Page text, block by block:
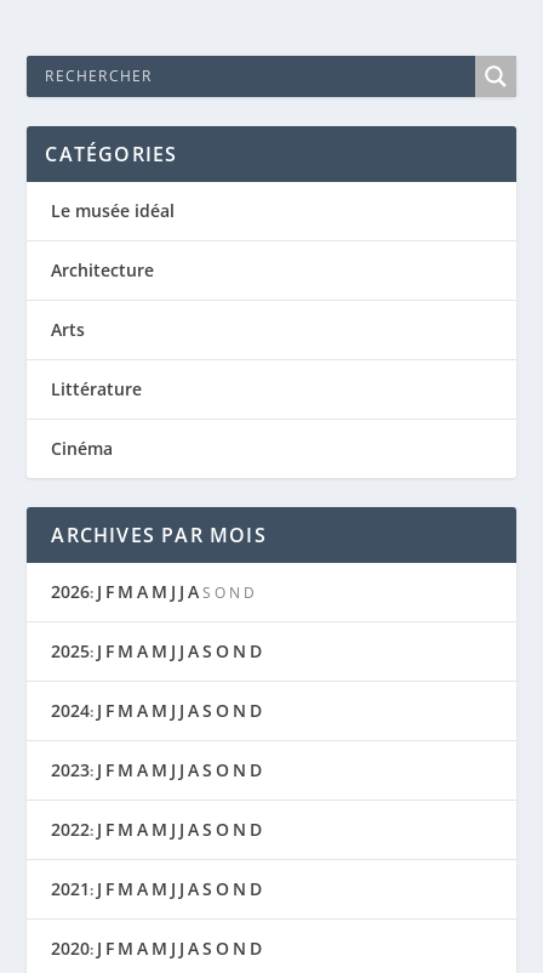
CATÉGORIES
Le musée idéal
Architecture
Arts
Littérature
Cinéma
ARCHIVES PAR MOIS
2026: J F M A M J J A S O N D
2025: J F M A M J J AS O N D
2024: J F M A M J J AS O N D
2023: J F M A M J J AS O N D
2022: J F M A M J J AS O N D
2021: J F M A M J J AS O N D
2020: J F M A M J J AS O N D